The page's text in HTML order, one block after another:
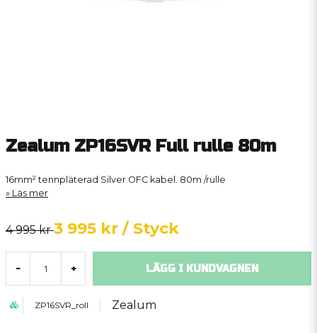
Zealum ZP16SVR Full rulle 80m
16mm² tennpläterad Silver OFC kabel. 80m /rulle
Läs mer
4 995 kr3 995 kr / Styck
- + LÄGG I KUNDVAGNEN
ZP16SVR_roll Zealum